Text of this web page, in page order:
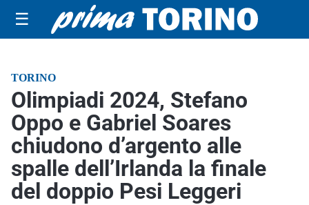
☰
TORINO
Olimpiadi 2024, Stefano
Oppo e Gabriel Soares
chiudono d’argento alle
spalle dell’Irlanda la finale
del doppio Pesi Leggeri